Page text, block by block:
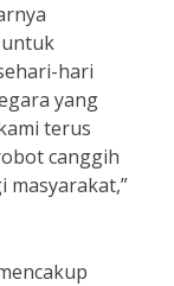
hari
yang
terus
canggih
masyarakat,”